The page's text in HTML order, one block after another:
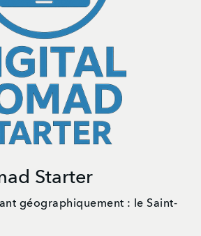
Starter
géographiquement : le Saint-